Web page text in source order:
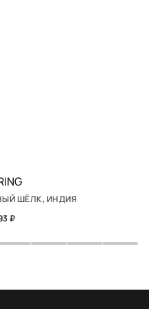
ШЁЛК, ИНДИЯ
₽